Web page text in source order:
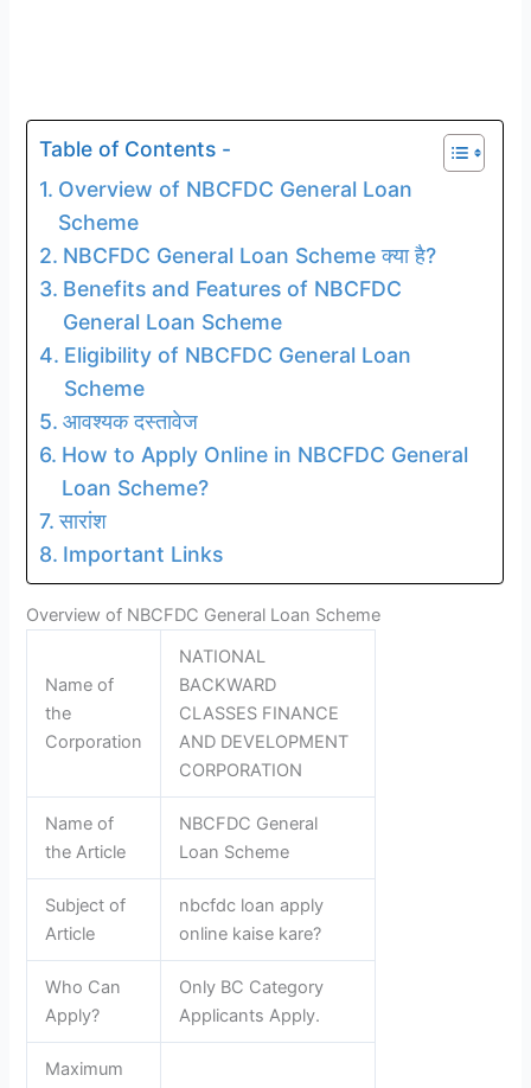
Table of Contents -
Overview of NBCFDC General Loan
Scheme
NBCFDC General Loan Scheme क्या है?
Benefits and Features of NBCFDC
General Loan Scheme
Eligibility of NBCFDC General Loan
Scheme
आवश्यक दस्तावेज
How to Apply Online in NBCFDC General
Loan Scheme?
सारांश
Important Links
Overview of NBCFDC General Loan Scheme
Name of
the
Corporation
NATIONAL
BACKWARD
CLASSES FINANCE
AND DEVELOPMENT
CORPORATION
Name of
the Article
NBCFDC General
Loan Scheme
Subject of
Article
nbcfdc loan apply
online kaise kare?
Who Can
Apply?
Only BC Category
Applicants Apply.
Maximum